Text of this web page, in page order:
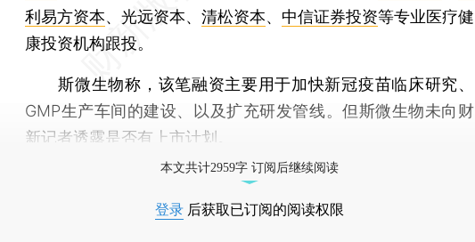
利易方资本、光远资本、 清松资本、 中信证券投资等专业医疗健
康投资机构跟投。
斯微生物称，该笔融资主要用于加快新冠疫苗临床研究、
GMP生产车间的建设、以及扩充研发管线。但斯微生物未向财
新记者透露是否有上市计划。
本文共计2959字 订阅后继续阅读
登录 后获取已订阅的阅读权限